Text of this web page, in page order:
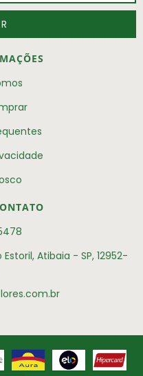
Atibaia - SP, 12952-